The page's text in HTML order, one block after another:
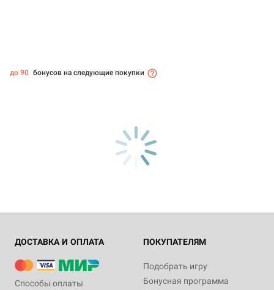
до 90 бонусов на следующие покупки
ДОСТАВКА И ОПЛАТА
Способы оплаты
ПОКУПАТЕЛЯМ
Подобрать игру
Бонусная программа